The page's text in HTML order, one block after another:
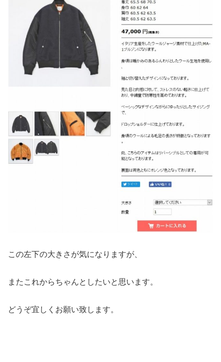
この左下の大きさが気になりますが、
またこれからちゃんとしたいと思います。
どうぞ宜しくお願い致します。